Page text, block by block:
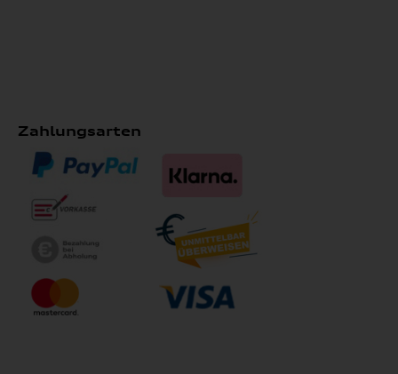
Zahlungsarten